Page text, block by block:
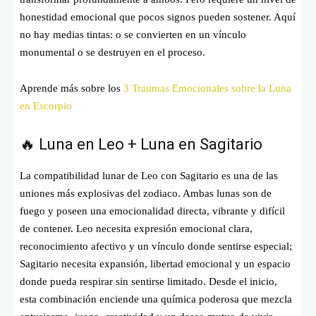
honestidad emocional que pocos signos pueden sostener. Aquí
no hay medias tintas: o se convierten en un vínculo
monumental o se destruyen en el proceso.
Aprende más sobre los 3 Traumas Emocionales sobre la Luna
en Escorpio
🔥 Luna en Leo + Luna en Sagitario
La compatibilidad lunar de Leo con Sagitario es una de las
uniones más explosivas del zodiaco. Ambas lunas son de
fuego y poseen una emocionalidad directa, vibrante y difícil
de contener. Leo necesita expresión emocional clara,
reconocimiento afectivo y un vínculo donde sentirse especial;
Sagitario necesita expansión, libertad emocional y un espacio
donde pueda respirar sin sentirse limitado. Desde el inicio,
esta combinación enciende una química poderosa que mezcla